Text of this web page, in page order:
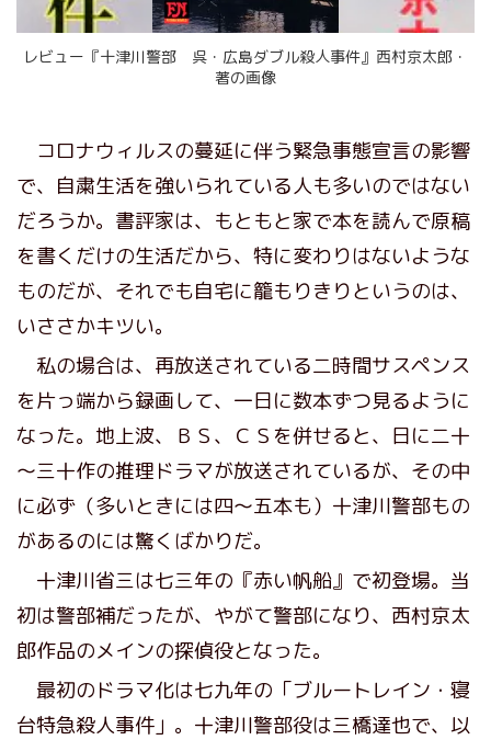
レビュー『十津川警部 呉・広島ダブル殺人事件』西村京太郎・
著の画像
コロナウィルスの蔓延に伴う緊急事態宣言の影響
で、自粛生活を強いられている人も多いのではない
だろうか。書評家は、もともと家で本を読んで原稿
を書くだけの生活だから、特に変わりはないような
ものだが、それでも自宅に籠もりきりというのは、
いささかキツい。
私の場合は、再放送されている二時間サスペンス
を片っ端から録画して、一日に数本ずつ見るように
なった。地上波、ＢＳ、ＣＳを併せると、日に二十
～三十作の推理ドラマが放送されているが、その中
に必ず（多いときには四～五本も）十津川警部もの
があるのには驚くばかりだ。
十津川省三は七三年の『赤い帆船』で初登場。当
初は警部補だったが、やがて警部になり、西村京太
郎作品のメインの探偵役となった。
最初のドラマ化は七九年の「ブルートレイン・寝
台特急殺人事件」。十津川警部役は三橋達也で、以